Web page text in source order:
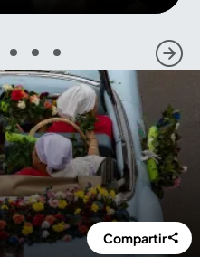
3 4 5
Compartir